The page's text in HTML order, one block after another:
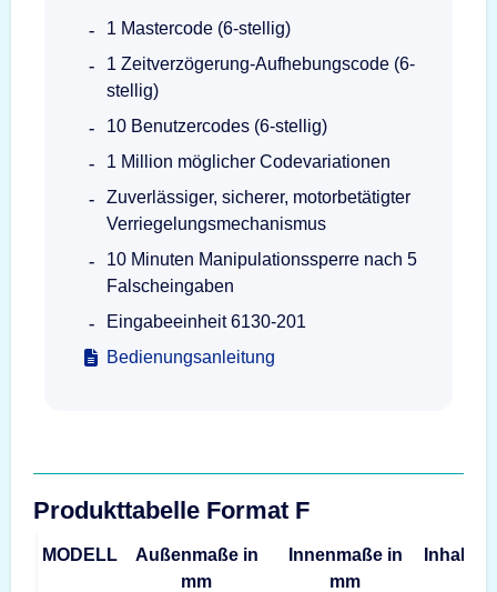
1 Mastercode (6-stellig)
1 Zeitverzögerung-Aufhebungscode (6-
stellig)
10 Benutzercodes (6-stellig)
1 Million möglicher Codevariationen
Zuverlässiger, sicherer, motorbetätigter
Verriegelungsmechanismus
10 Minuten Manipulationssperre nach 5
Falscheingaben
Eingabeeinheit 6130-201
Bedienungsanleitung
Produkttabelle Format F
MODELL
Außenmaße in
mm
Innenmaße in
mm
Inhalt